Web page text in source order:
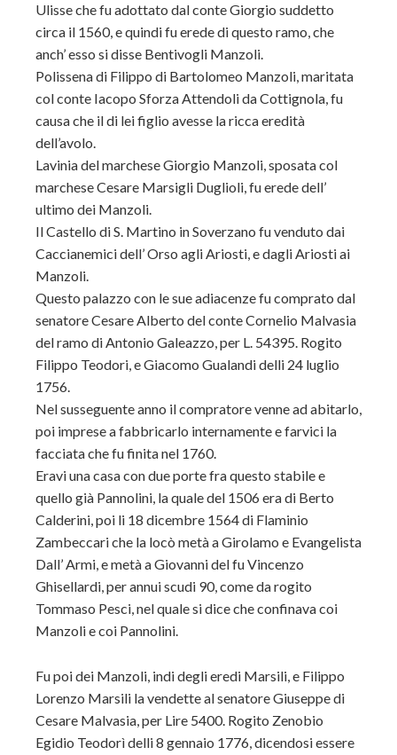
Ulisse che fu adottato dal conte Giorgio suddetto
circa il 1560, e quindi fu erede di questo ramo, che
anch’ esso si disse Bentivogli Manzoli.
Polissena di Filippo di Bartolomeo Manzoli, maritata
col conte Iacopo Sforza Attendoli da Cottignola, fu
causa che il di lei figlio avesse la ricca eredità
dell’avolo.
Lavinia del marchese Giorgio Manzoli, sposata col
marchese Cesare Marsigli Duglioli, fu erede dell’
ultimo dei Manzoli.
Il Castello di S. Martino in Soverzano fu venduto dai
Caccianemici dell’ Orso agli Ariosti, e dagli Ariosti ai
Manzoli.
Questo palazzo con le sue adiacenze fu comprato dal
senatore Cesare Alberto del conte Cornelio Malvasia
del ramo di Antonio Galeazzo, per L. 54395. Rogito
Filippo Teodori, e Giacomo Gualandi delli 24 luglio
1756.
Nel susseguente anno il compratore venne ad abitarlo,
poi imprese a fabbricarlo internamente e farvici la
facciata che fu finita nel 1760.
Eravi una casa con due porte fra questo stabile e
quello già Pannolini, la quale del 1506 era di Berto
Calderini, poi li 18 dicembre 1564 di Flaminio
Zambeccari che la locò metà a Girolamo e Evangelista
Dall’ Armi, e metà a Giovanni del fu Vincenzo
Ghisellardi, per annui scudi 90, come da rogito
Tommaso Pesci, nel quale si dice che confinava coi
Manzoli e coi Pannolini.
Fu poi dei Manzoli, indi degli eredi Marsili, e Filippo
Lorenzo Marsili la vendette al senatore Giuseppe di
Cesare Malvasia, per Lire 5400. Rogito Zenobio
Egidio Teodorì delli 8 gennaio 1776, dicendosi essere